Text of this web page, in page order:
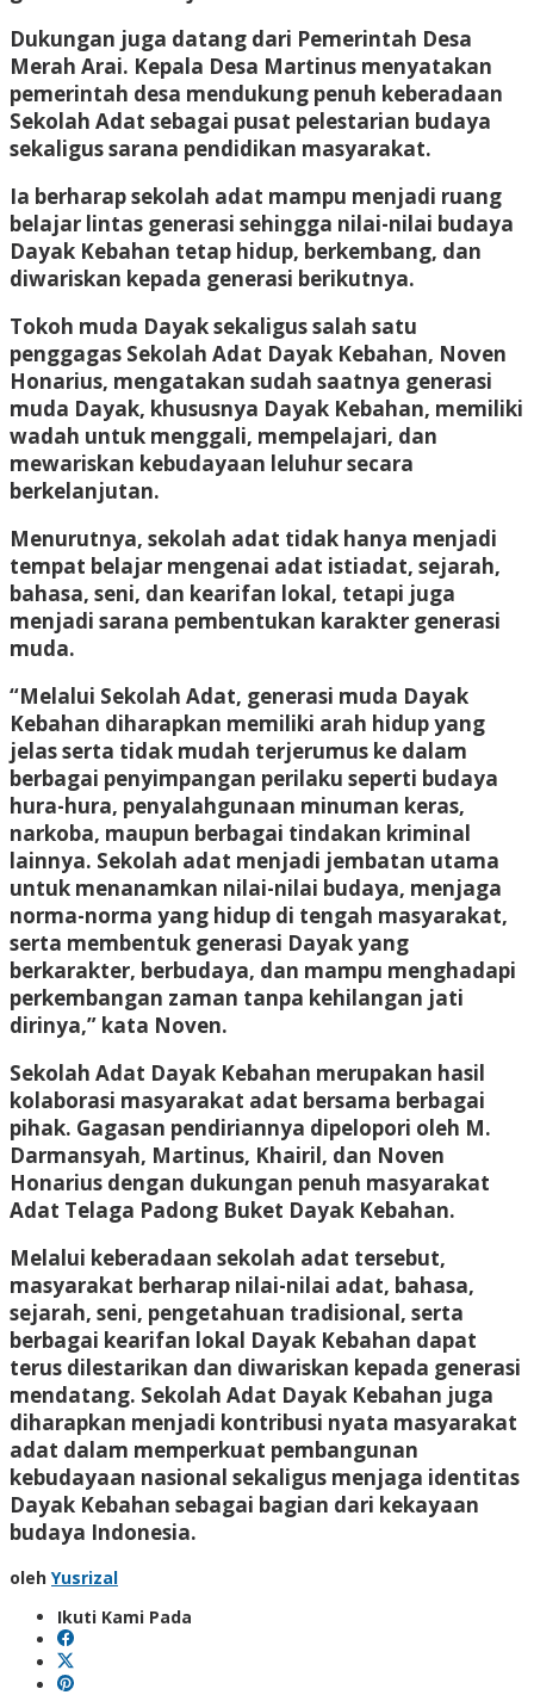
Dukungan juga datang dari Pemerintah Desa
Merah Arai. Kepala Desa Martinus menyatakan
pemerintah desa mendukung penuh keberadaan
Sekolah Adat sebagai pusat pelestarian budaya
sekaligus sarana pendidikan masyarakat.
Ia berharap sekolah adat mampu menjadi ruang
belajar lintas generasi sehingga nilai-nilai budaya
Dayak Kebahan tetap hidup, berkembang, dan
diwariskan kepada generasi berikutnya.
Tokoh muda Dayak sekaligus salah satu
penggagas Sekolah Adat Dayak Kebahan, Noven
Honarius, mengatakan sudah saatnya generasi
muda Dayak, khususnya Dayak Kebahan, memiliki
wadah untuk menggali, mempelajari, dan
mewariskan kebudayaan leluhur secara
berkelanjutan.
Menurutnya, sekolah adat tidak hanya menjadi
tempat belajar mengenai adat istiadat, sejarah,
bahasa, seni, dan kearifan lokal, tetapi juga
menjadi sarana pembentukan karakter generasi
muda.
“Melalui Sekolah Adat, generasi muda Dayak
Kebahan diharapkan memiliki arah hidup yang
jelas serta tidak mudah terjerumus ke dalam
berbagai penyimpangan perilaku seperti budaya
hura-hura, penyalahgunaan minuman keras,
narkoba, maupun berbagai tindakan kriminal
lainnya. Sekolah adat menjadi jembatan utama
untuk menanamkan nilai-nilai budaya, menjaga
norma-norma yang hidup di tengah masyarakat,
serta membentuk generasi Dayak yang
berkarakter, berbudaya, dan mampu menghadapi
perkembangan zaman tanpa kehilangan jati
dirinya,” kata Noven.
Sekolah Adat Dayak Kebahan merupakan hasil
kolaborasi masyarakat adat bersama berbagai
pihak. Gagasan pendiriannya dipelopori oleh M.
Darmansyah, Martinus, Khairil, dan Noven
Honarius dengan dukungan penuh masyarakat
Adat Telaga Padong Buket Dayak Kebahan.
Melalui keberadaan sekolah adat tersebut,
masyarakat berharap nilai-nilai adat, bahasa,
sejarah, seni, pengetahuan tradisional, serta
berbagai kearifan lokal Dayak Kebahan dapat
terus dilestarikan dan diwariskan kepada generasi
mendatang. Sekolah Adat Dayak Kebahan juga
diharapkan menjadi kontribusi nyata masyarakat
adat dalam memperkuat pembangunan
kebudayaan nasional sekaligus menjaga identitas
Dayak Kebahan sebagai bagian dari kekayaan
budaya Indonesia.
oleh Yusrizal
Ikuti Kami Pada